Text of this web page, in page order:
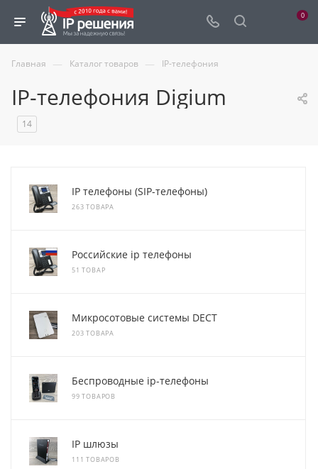
0
Главная — Каталог товаров — IP-телефония
IP-телефония Digium
14
IP телефоны (SIP-телефоны)
263 ТОВАРА
Российские ip телефоны
51 ТОВАР
Микросотовые системы DECT
203 ТОВАРА
Беспроводные ip-телефоны
99 ТОВАРОВ
IP шлюзы
111 ТОВАРОВ